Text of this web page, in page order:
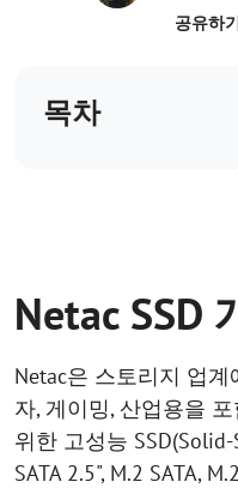
공유하
목차
Netac SSD
Netac은 스토리지 업
자, 게이밍, 산업용을
위한 고성능
SATA 2.5", M.2 SATA,